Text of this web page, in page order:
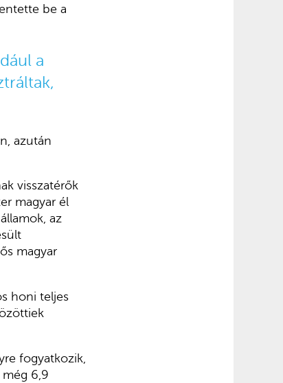
be a
a
azután
visszatérők
magyar él
az
magyar
honi teljes
fogyatkozik,
6,9